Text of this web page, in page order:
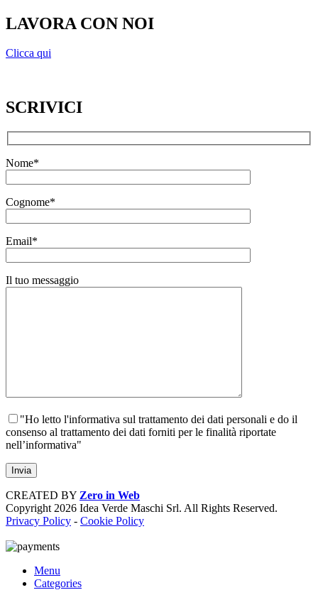
LAVORA CON NOI
Clicca qui
SCRIVICI
Nome*
Cognome*
Email*
Il tuo messaggio
"Ho letto l'informativa sul trattamento dei dati personali e do il
consenso al trattamento dei dati forniti per le finalità riportate
nell’informativa"
CREATED BY Zero in Web
Copyright 2026 Idea Verde Maschi Srl. All Rights Reserved.
Privacy Policy - Cookie Policy
Menu
Categories